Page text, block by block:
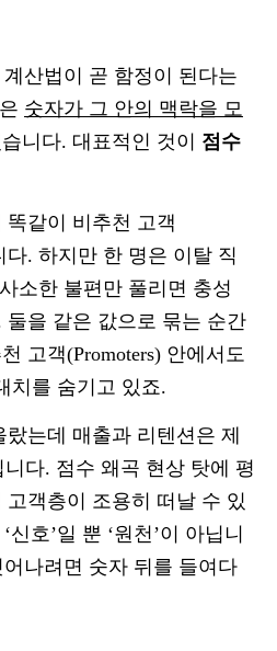
산법이 곧 함정이 된다는
숫자가 그 안의 맥락을 모
니다. 대표적인 것이 점수
똑같이 비추천 고객
다. 하지만 한 명은 이탈 직
소한 불편만 풀리면 충성
둘을 같은 값으로 묶는 순간
고객(Promoters) 안에서도
치를 숨기고 있죠.
는데 매출과 리텐션은 제
다. 점수 왜곡 현상 탓에 평
객층이 조용히 떠날 수 있
호’일 뿐 ‘원천’이 아닙니
나려면 숫자 뒤를 들여다